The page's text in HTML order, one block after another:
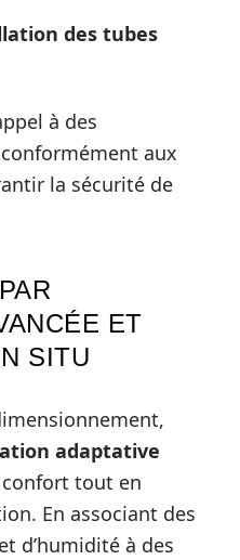
des tubes
à des
aux
la sécurité de
ET
SITU
adaptative
tout en
En associant des
d’humidité à des